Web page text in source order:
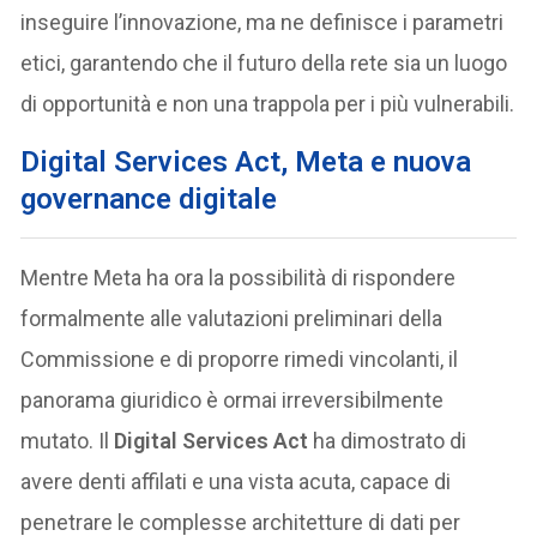
inseguire l’innovazione, ma ne definisce i parametri
etici, garantendo che il futuro della rete sia un luogo
di opportunità e non una trappola per i più vulnerabili.
Digital Services Act, Meta e nuova
governance digitale
Mentre Meta ha ora la possibilità di rispondere
formalmente alle valutazioni preliminari della
Commissione e di proporre rimedi vincolanti, il
panorama giuridico è ormai irreversibilmente
mutato. Il Digital Services Act ha dimostrato di
avere denti affilati e una vista acuta, capace di
penetrare le complesse architetture di dati per